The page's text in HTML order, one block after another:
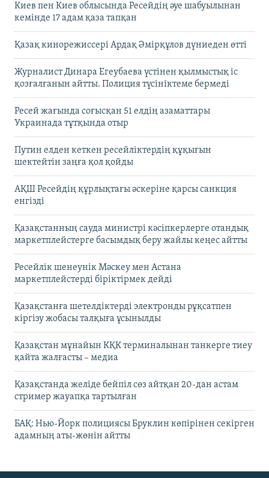
Киев пен Киев облысында Ресейдің әуе шабуылынан
кемінде 17 адам қаза тапқан
Қазақ кинорежиссері Ардақ Әмірқұлов дүниеден өтті
Журналист Динара Егеубаева үстінен қылмыстық іс
қозғалғанын айтты. Полиция түсініктеме бермеді
Ресей жағында соғысқан 51 елдің азаматтары
Украинада тұтқында отыр
Путин елден кеткен ресейліктердің құқығын
шектейтін заңға қол қойды
АҚШ Ресейдің құрлықтағы әскеріне қарсы санкция
енгізді
Қазақстанның сауда министрі кәсіпкерлерге отандық
маркетплейстерге басымдық беру жайлы кеңес айтты
Ресейлік шенеунік Мәскеу мен Астана
маркетплейстерді біріктірмек дейді
Қазақстанға шетелдіктерді электронды рұқсатпен
кіргізу жобасы талқыға ұсынылды
Қазақстан мұнайын КҚК терминалынан танкерге тиеу
қайта жалғасты – медиа
Қазақстанда желіде бейпіл сөз айтқан 20-дан астам
стример жауапқа тартылған
БАҚ: Нью-Йорк полициясы Бруклин көпірінен секірген
адамның аты-жөнін айтты